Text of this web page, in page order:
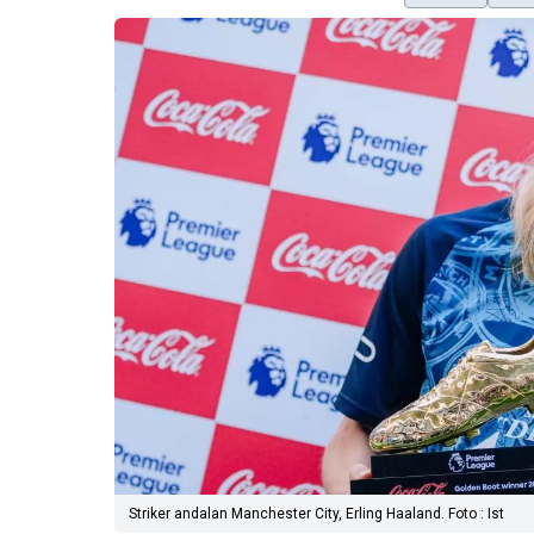
Striker andalan Manchester City, Erling Haaland. Foto : Ist